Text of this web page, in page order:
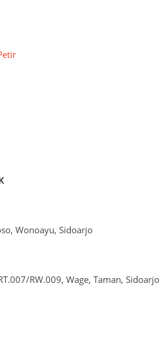
Wonoayu, Sidoarjo
RW.009, Wage, Taman, Sidoarjo